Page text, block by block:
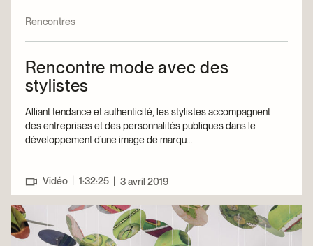
Rencontres
Rencontre mode avec des
stylistes
Alliant tendance et authenticité, les stylistes accompagnent
des entreprises et des personnalités publiques dans le
développement d’une image de marqu...
Vidéo 1:32:25 3 avril 2019